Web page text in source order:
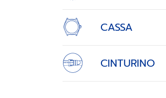
CASSA
CINTURINO